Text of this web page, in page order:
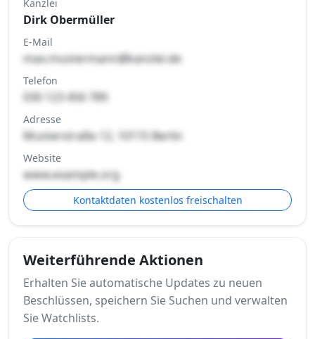
Kanzlei
Dirk Obermüller
E-Mail
max.mustermann@kanzlei.de
Telefon
030 123 456 789
Adresse
Musterstraße 12, 10115 Berlin
Website
www.example.org
Kontaktdaten kostenlos freischalten
Weiterführende Aktionen
Erhalten Sie automatische Updates zu neuen
Beschlüssen, speichern Sie Suchen und verwalten
Sie Watchlists.